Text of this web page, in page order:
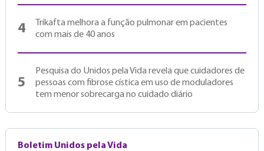
4
Trikafta melhora a função pulmonar em pacientes
com mais de 40 anos
5
Pesquisa do Unidos pela Vida revela que cuidadores de
pessoas com fibrose cística em uso de moduladores
tem menor sobrecarga no cuidado diário
Boletim Unidos pela Vida